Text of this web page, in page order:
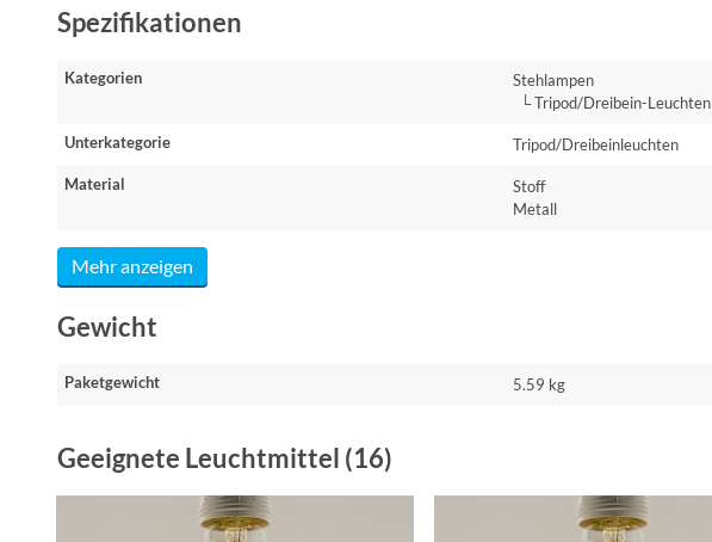
Spezifikationen
Kategorien
Stehlampen
└ Tripod/Dreibein-Leuchten
Unterkategorie Tripod/Dreibeinleuchten
Material
Stoff
Metall
Mehr anzeigen
Gewicht
Paketgewicht 5.59 kg
Geeignete Leuchtmittel (16)